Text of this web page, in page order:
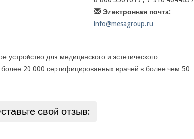
Электронная почта:
info@mesagroup.ru
устройство для медицинского и эстетического
20 000 сертифицированных врачей в более чем 50
свой отзыв: